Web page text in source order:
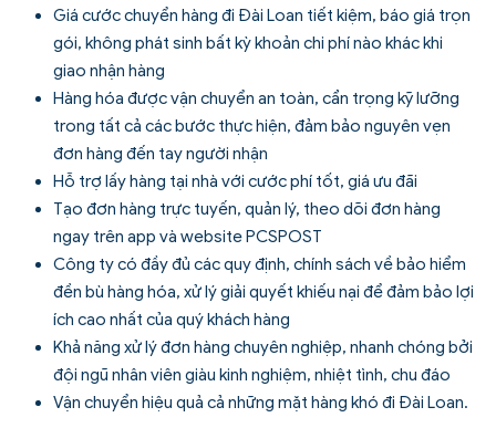
Giá cước chuyển hàng đi Đài Loan tiết kiệm, báo giá trọn
gói, không phát sinh bất kỳ khoản chi phí nào khác khi
giao nhận hàng
Hàng hóa được vận chuyển an toàn, cẩn trọng kỹ lưỡng
trong tất cả các bước thực hiện, đảm bảo nguyên vẹn
đơn hàng đến tay người nhận
Hỗ trợ lấy hàng tại nhà với cước phí tốt, giá ưu đãi
Tạo đơn hàng trực tuyến, quản lý, theo dõi đơn hàng
ngay trên app và website PCSPOST
Công ty có đầy đủ các quy định, chính sách về bảo hiểm
đền bù hàng hóa, xử lý giải quyết khiếu nại để đảm bảo lợi
ích cao nhất của quý khách hàng
Khả năng xử lý đơn hàng chuyên nghiệp, nhanh chóng bởi
đội ngũ nhân viên giàu kinh nghiệm, nhiệt tình, chu đáo
Vận chuyển hiệu quả cả những mặt hàng khó đi Đài Loan.